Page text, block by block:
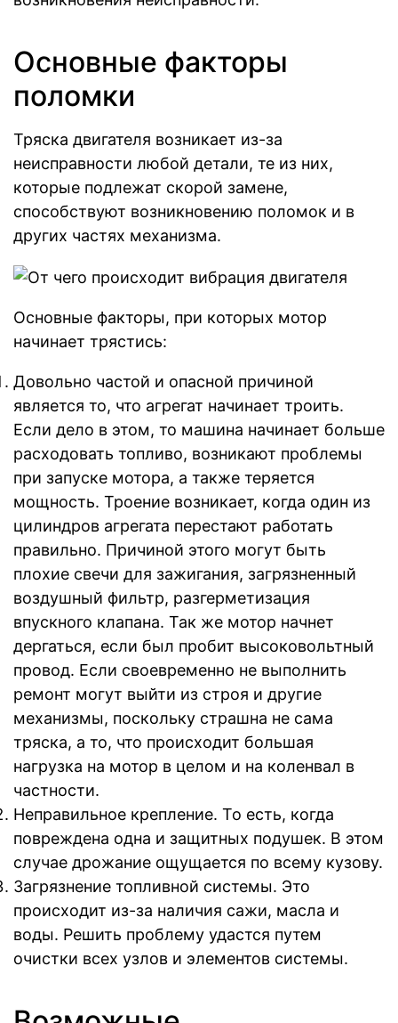
Основные факторы
поломки
Тряска двигателя возникает из-за
неисправности любой детали, те из них,
которые подлежат скорой замене,
способствуют возникновению поломок и в
других частях механизма.
Основные факторы, при которых мотор
начинает трястись:
Довольно частой и опасной причиной
является то, что агрегат начинает троить.
Если дело в этом, то машина начинает больше
расходовать топливо, возникают проблемы
при запуске мотора, а также теряется
мощность. Троение возникает, когда один из
цилиндров агрегата перестают работать
правильно. Причиной этого могут быть
плохие свечи для зажигания, загрязненный
воздушный фильтр, разгерметизация
впускного клапана. Так же мотор начнет
дергаться, если был пробит высоковольтный
провод. Если своевременно не выполнить
ремонт могут выйти из строя и другие
механизмы, поскольку страшна не сама
тряска, а то, что происходит большая
нагрузка на мотор в целом и на коленвал в
частности.
Неправильное крепление. То есть, когда
повреждена одна и защитных подушек. В этом
случае дрожание ощущается по всему кузову.
Загрязнение топливной системы. Это
происходит из-за наличия сажи, масла и
воды. Решить проблему удастся путем
очистки всех узлов и элементов системы.